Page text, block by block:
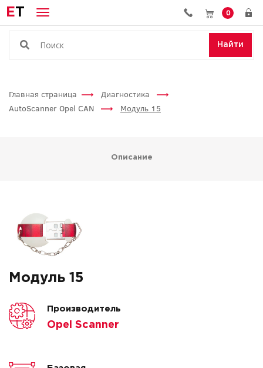
ET 0
Найти
Главная страница
Диагностика
AutoScanner Opel CAN
Модуль 15
Описание
Модуль 15
Производитель
Opel Scanner